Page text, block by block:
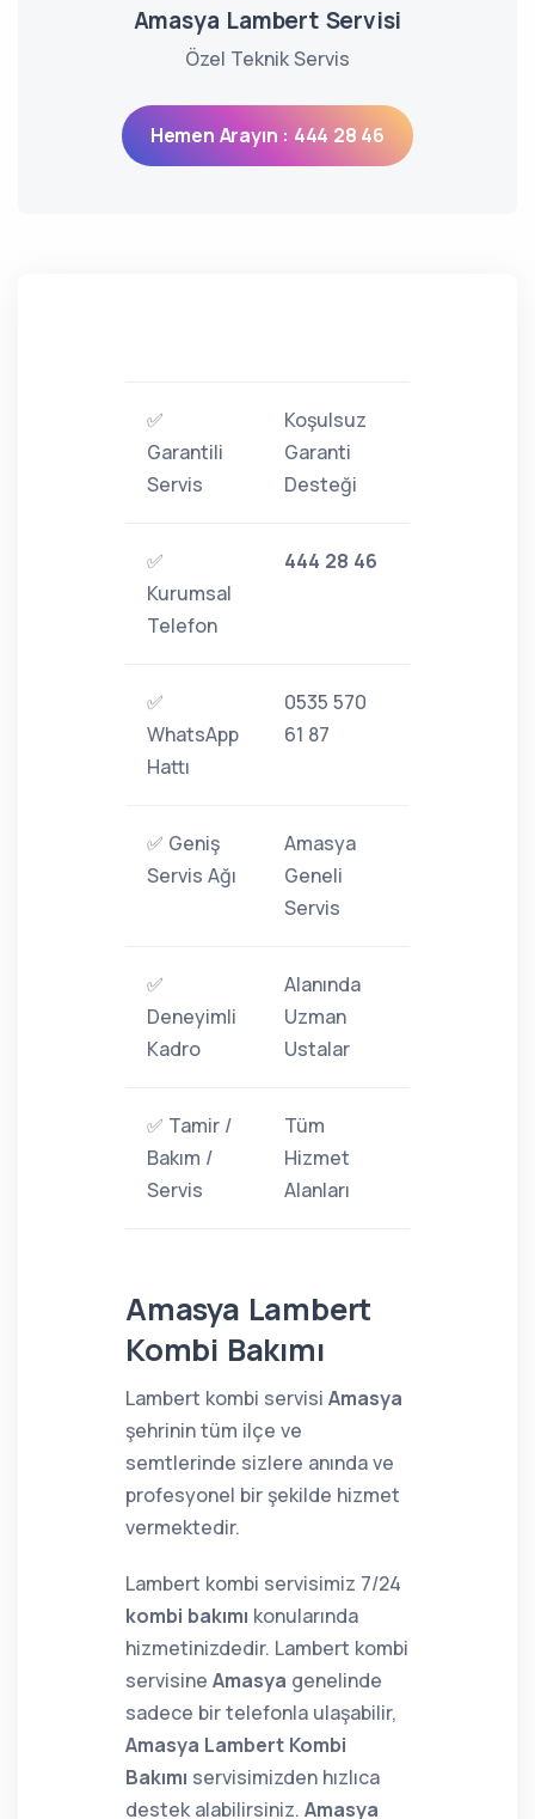
Amasya Lambert Servisi
Özel Teknik Servis
Hemen Arayın : 444 28 46
✅
Garantili
Servis
Koşulsuz
Garanti
Desteği
✅
Kurumsal
Telefon
444 28 46
✅
WhatsApp
Hattı
0535 570
61 87
✅ Geniş
Servis Ağı
Amasya
Geneli
Servis
✅
Deneyimli
Kadro
Alanında
Uzman
Ustalar
✅ Tamir /
Bakım /
Servis
Tüm
Hizmet
Alanları
Amasya Lambert
Kombi Bakımı
Lambert kombi servisi Amasya
şehrinin tüm ilçe ve
semtlerinde sizlere anında ve
profesyonel bir şekilde hizmet
vermektedir.
Lambert kombi servisimiz 7/24
kombi bakımı konularında
hizmetinizdedir. Lambert kombi
servisine Amasya genelinde
sadece bir telefonla ulaşabilir,
Amasya Lambert Kombi
Bakımı servisimizden hızlıca
destek alabilirsiniz. Amasya